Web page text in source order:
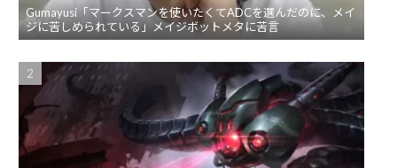
Gumayusi「マークスマンを使いたくてADCを選んだのに、メイ
ジに苦しめられている」メイジボットメタに苦言